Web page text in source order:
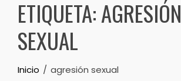
ETIQUETA:AGRESIÓN
SEXUAL
Inicio agresión sexual